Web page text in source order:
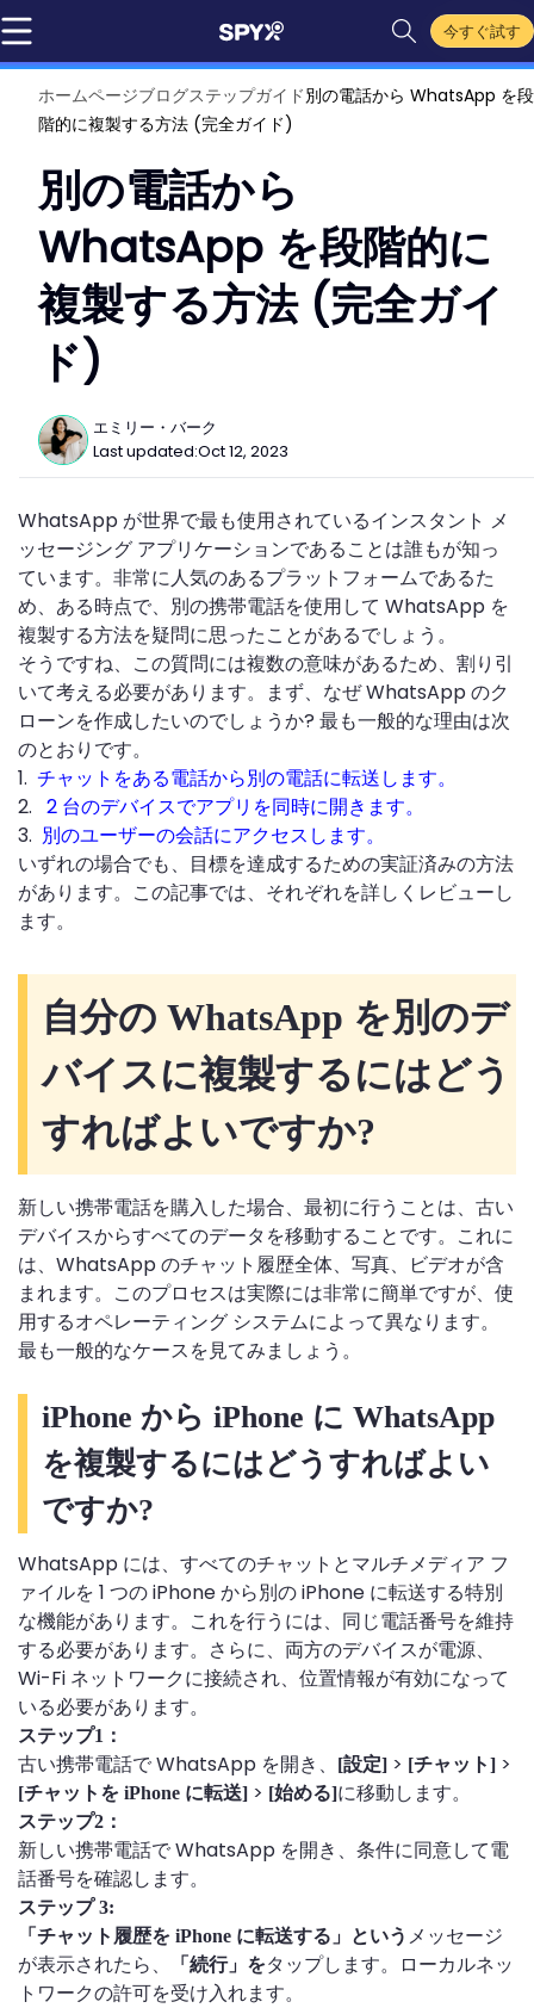
今すぐ試す
ホームページブログステップガイド別の電話から WhatsApp を段
階的に複製する方法 (完全ガイド)
別の電話から
WhatsApp を段階的に
複製する方法 (完全ガイ
ド)
エミリー・バーク
Last updated:Oct 12, 2023
WhatsApp が世界で最も使用されているインスタント メ
ッセージング アプリケーションであることは誰もが知っ
ています。非常に人気のあるプラットフォームであるた
め、ある時点で、別の携帯電話を使用して WhatsApp を
複製する方法を疑問に思ったことがあるでしょう。
そうですね、この質問には複数の意味があるため、割り引
いて考える必要があります。まず、なぜ WhatsApp のク
ローンを作成したいのでしょうか? 最も一般的な理由は次
のとおりです。
1. チャットをある電話から別の電話に転送します。
2. 2 台のデバイスでアプリを同時に開きます。
3. 別のユーザーの会話にアクセスします。
いずれの場合でも、目標を達成するための実証済みの方法
があります。この記事では、それぞれを詳しくレビューし
ます。
自分の WhatsApp を別のデ
バイスに複製するにはどう
すればよいですか?
新しい携帯電話を購入した場合、最初に行うことは、古い
デバイスからすべてのデータを移動することです。これに
は、WhatsApp のチャット履歴全体、写真、ビデオが含
まれます。このプロセスは実際には非常に簡単ですが、使
用するオペレーティング システムによって異なります。
最も一般的なケースを見てみましょう。
iPhone から iPhone に WhatsApp
を複製するにはどうすればよい
ですか?
WhatsApp には、すべてのチャットとマルチメディア フ
ァイルを 1 つの iPhone から別の iPhone に転送する特別
な機能があります。これを行うには、同じ電話番号を維持
する必要があります。さらに、両方のデバイスが電源、
Wi-Fi ネットワークに接続され、位置情報が有効になって
いる必要があります。
ステップ1：
古い携帯電話で WhatsApp を開き、 [設定] > [チャット] >
[チャットを iPhone に転送] > [始める]に移動します。
ステップ2：
新しい携帯電話で WhatsApp を開き、条件に同意して電
話番号を確認します。
ステップ 3:
「チャット履歴を iPhone に転送する」という メッセージ
が表示されたら、
「続行」をタップします。ローカルネッ
トワークの許可を受け入れます。